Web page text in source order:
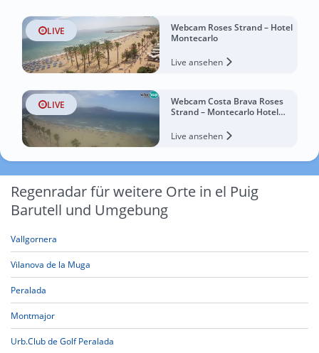
LIVE
Webcam Roses Strand – Hotel
Montecarlo
Live ansehen
LIVE
Webcam Costa Brava Roses
Strand – Montecarlo Hotel
Live ansehen
Regenradar für weitere Orte in el Puig
Barutell und Umgebung
Vallgornera
Vilanova de la Muga
Peralada
Montmajor
Urb.Club de Golf Peralada